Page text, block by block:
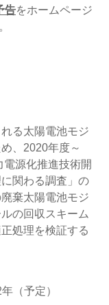
告をホームページ
る太陽電池モジ
、2020年度～
源化推進技術開
関わる調査」の
棄太陽電池モジ
の回収スキーム
処理を検証する
（予定）